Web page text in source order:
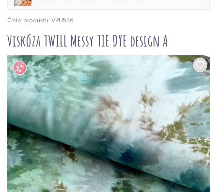
Číslo produktu: VPU536
Viskóza TWILL Messy TIE DYE design A